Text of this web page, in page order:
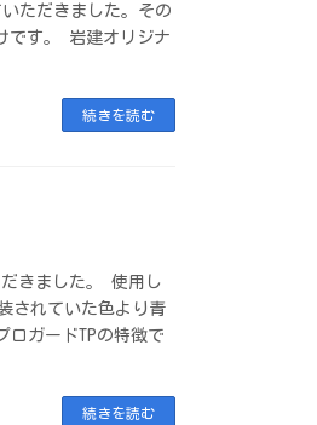
ただきました。その
です。 岩建オリジナ
続きを読む
きました。 使用し
されていた色より青
ロガードTPの特徴で
続きを読む